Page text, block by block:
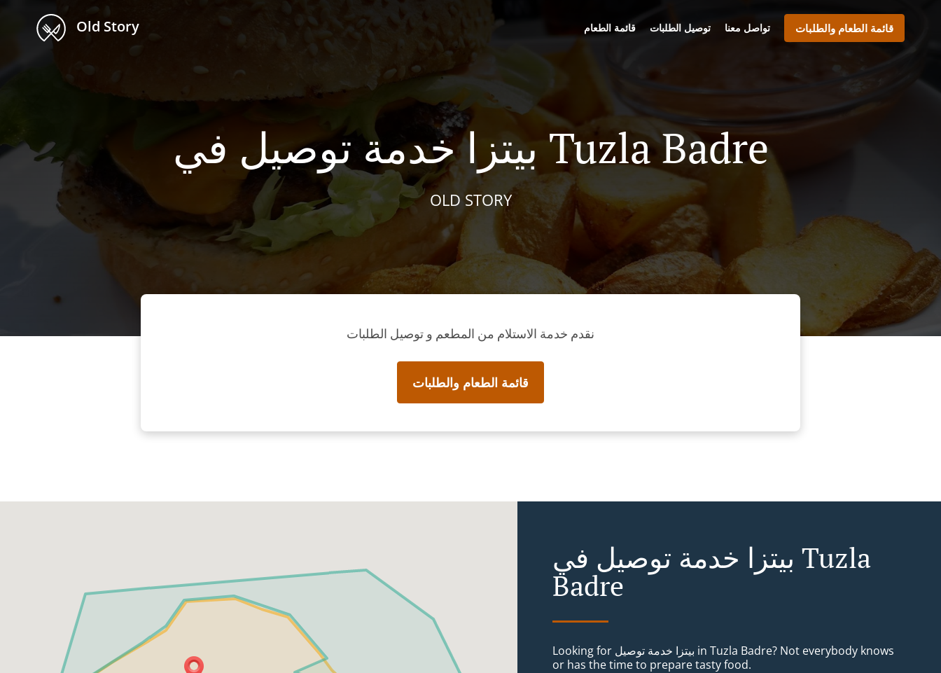
Old Story قائمة الطعام توصيل الطلبات تواصل معنا قائمة الطعام والطلبات
بيتزا خدمة توصيل في Tuzla Badre
OLD STORY
نقدم خدمة الاستلام من المطعم و توصيل الطلبات
قائمة الطعام والطلبات
بيتزا خدمة توصيل في Tuzla
Badre
Looking for بيتزا خدمة توصيل in Tuzla Badre? Not everybody knows
or has the time to prepare tasty food.